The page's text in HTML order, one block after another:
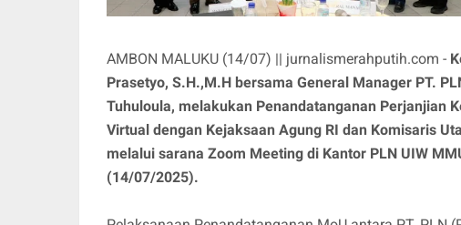
AMBON MALUKU (14/07) || jurnalismerahputih.com -
Prasetyo, S.H.,M.H bersama General Manager PT.
Tuhuloula, melakukan Penandatanganan Perjanjian
Virtual dengan Kejaksaan Agung RI dan Komisaris
melalui sarana Zoom Meeting di Kantor PLN UIW
(14/07/2025).